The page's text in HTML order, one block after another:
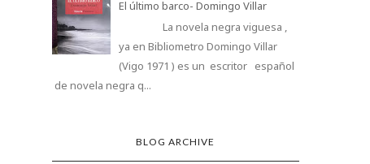
El último barco- Domingo Villar
La novela negra viguesa ,
ya en Bibliometro Domingo Villar
(Vigo 1971 ) es un escritor español
de novela negra q...
BLOG ARCHIVE